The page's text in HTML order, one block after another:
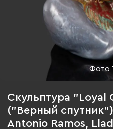
Фото1
Скульптура "Loyal
("Верный
Antonio Ramos,